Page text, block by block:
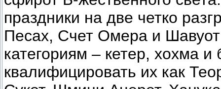
праздники на две четко
Песах, Счет Омера и
категориям – кетер, хохма
квалифицировать их как